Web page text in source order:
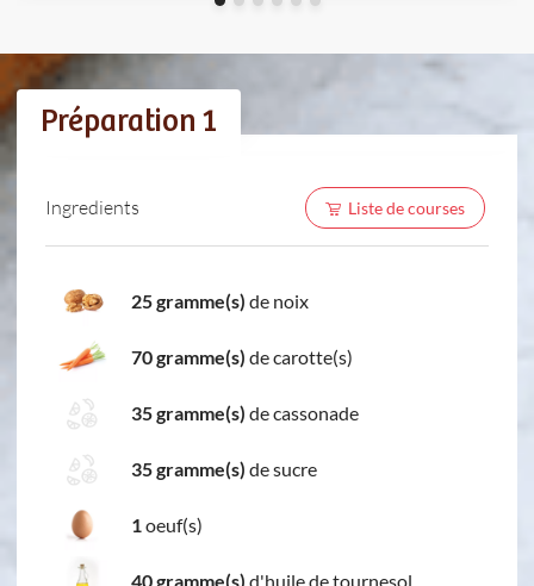
Préparation 1
Ingredients Liste de courses
25 gramme(s) de noix
70 gramme(s) de carotte(s)
35 gramme(s) de cassonade
35 gramme(s) de sucre
1oeuf(s)
40 gramme(s) d'huile de tournesol